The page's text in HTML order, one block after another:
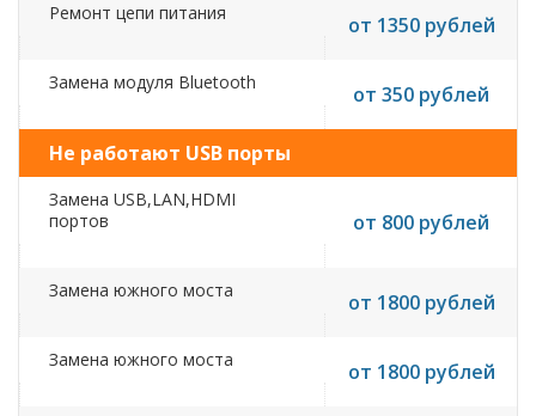
Ремонт цепи питания от 1350 рублей
Замена модуля Bluetooth от 350 рублей
Не работают USB порты
Замена USB,LAN,HDMI
портов
от 800 рублей
Замена южного моста от 1800 рублей
Замена южного моста от 1800 рублей